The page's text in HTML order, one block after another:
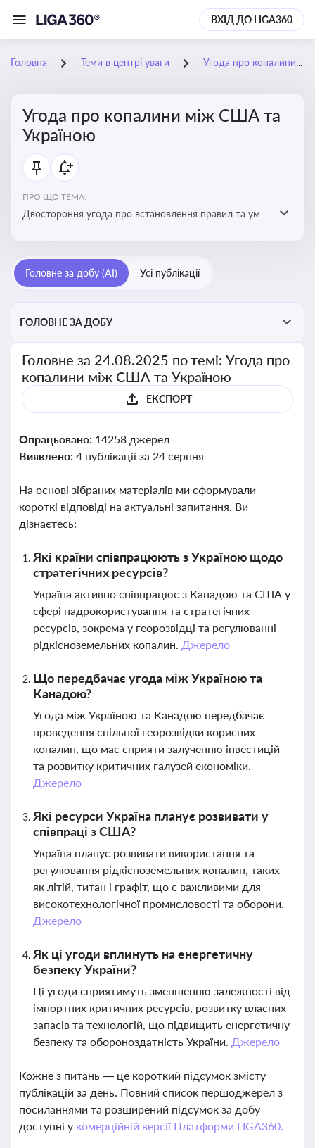
ВХІД ДО LIGA360
Головна Теми в центрі уваги Угода про копалини між США та Україною
Угода про копалини між США та
Україною
ПРО ЩО ТЕМА:
Двостороння угода про встановлення правил та умов
перспективи України
Головне за добу (AI) Усі публікації
ГОЛОВНЕ ЗА ДОБУ
Головне за 24.08.2025 по темі: Угода про
копалини між США та Україною
ЕКСПОРТ
Опрацьовано: 14258 джерел
Виявлено: 4 публікації за 24 серпня
На основі зібраних матеріалів ми сформували
короткі відповіді на актуальні запитання. Ви
дізнаєтесь:
Які країни співпрацюють з Україною щодо
стратегічних ресурсів?
Україна активно співпрацює з Канадою та США у
сфері надрокористування та стратегічних
ресурсів, зокрема у георозвідці та регулюванні
рідкісноземельних копалин. Джерело
Що передбачає угода між Україною та
Канадою?
Угода між Україною та Канадою передбачає
проведення спільної георозвідки корисних
копалин, що має сприяти залученню інвестицій
та розвитку критичних галузей економіки.
Джерело
Які ресурси Україна планує розвивати у
співпраці з США?
Україна планує розвивати використання та
регулювання рідкісноземельних копалин, таких
як літій, титан і графіт, що є важливими для
високотехнологічної промисловості та оборони.
Джерело
Як ці угоди вплинуть на енергетичну
безпеку України?
Ці угоди сприятимуть зменшенню залежності від
імпортних критичних ресурсів, розвитку власних
запасів та технологій, що підвищить енергетичну
безпеку та обороноздатність України. Джерело
Кожне з питань — це короткий підсумок змісту
публікацій за день. Повний список першоджерел з
посиланнями та розширений підсумок за добу
доступні у комерційній версії Платформи LIGA360.